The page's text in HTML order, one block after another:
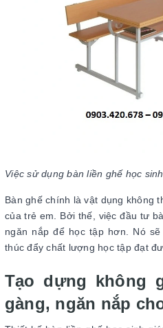
Việc sử dụng bàn liền ghế học
Bàn ghế chính là vật dụng không
của trẻ em. Bởi thế, việc đầu tư
ngăn nắp để học tập hơn. Nó
thúc đẩy chất lượng học tập đạt
Tạo dựng không
gàng, ngăn nắp